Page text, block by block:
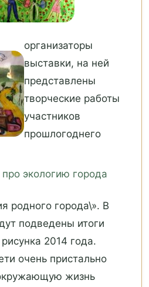
организаторы
выставки, на ней
представлены
творческие работы
участников
прошлогоднего
родного города\». В
подведены итоги
2014 года.
очень пристально
жизнь